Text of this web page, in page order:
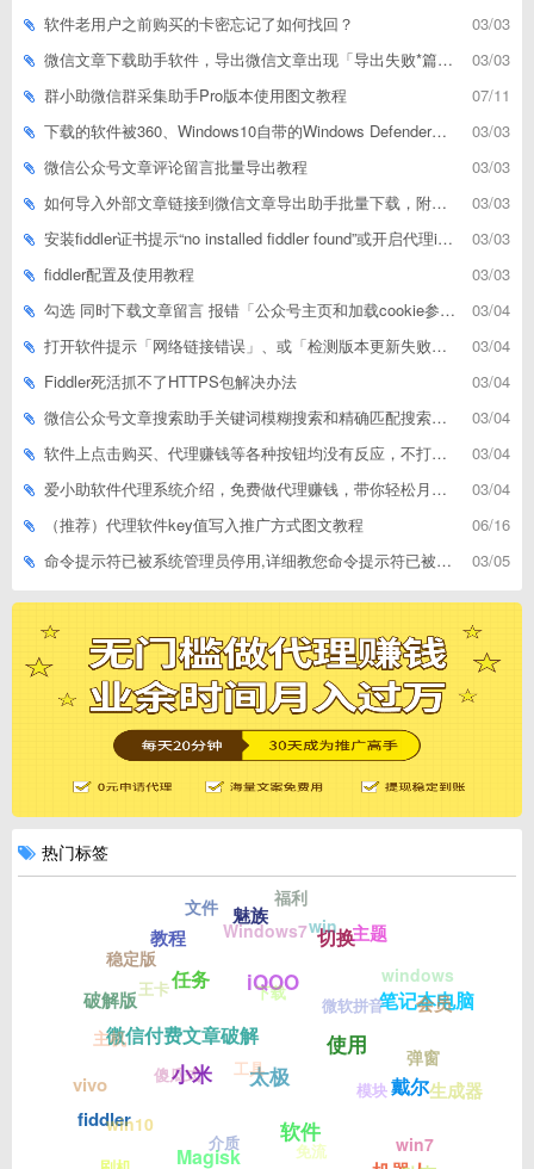
03/03
软件老用户之前购买的卡密忘记了如何找回？
03/03
微信文章下载助手软件，导出微信文章出现「导出失败*篇」如何解决
07/11
群小助微信群采集助手Pro版本使用图文教程
03/03
下载的软件被360、Windows10自带的Windows Defender、腾讯管家等杀毒软件误删了怎么解决
03/03
微信公众号文章评论留言批量导出教程
03/03
如何导入外部文章链接到微信文章导出助手批量下载，附上3种方式
03/03
安装fiddler证书提示“no installed fiddler found”或开启代理ip失败
03/03
fiddler配置及使用教程
03/04
勾选 同时下载文章留言 报错「公众号主页和加载cookie参数不能为空」
03/04
打开软件提示「网络链接错误」、或「检测版本更新失败」等网络问题解决方案
03/04
Fiddler死活抓不了HTTPS包解决办法
03/04
微信公众号文章搜索助手关键词模糊搜索和精确匹配搜索的区别
03/04
软件上点击购买、代理赚钱等各种按钮均没有反应，不打开相应网址怎么解决
03/04
爱小助软件代理系统介绍，免费做代理赚钱，带你轻松月收入过万
06/16
（推荐）代理软件key值写入推广方式图文教程
03/05
命令提示符已被系统管理员停用,详细教您命令提示符已被系统管理员停用怎么办
热门标签
太极
小米
Magisk
软件
使用
iQOO
任务
微信付费文章破解
fiddler
戴尔
笔记本电脑
切换
魅族
教程
破解版
vivo 生成器
会员
主题
福利
文件
稳定版
主机
win10
win7
弹窗
windows
win
Windows7
王卡
傻瓜式
介质 免流
模块
微软拼音
下载
工具